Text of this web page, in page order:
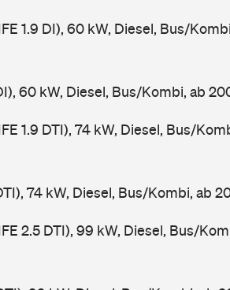
1.9 DI), 60 kW, Diesel, Bus/
60 kW, Diesel, Bus/Kombi, ab
1.9 DTI), 74 kW, Diesel, Bus/
74 kW, Diesel, Bus/Kombi, ab
2.5 DTI), 99 kW, Diesel, Bus/